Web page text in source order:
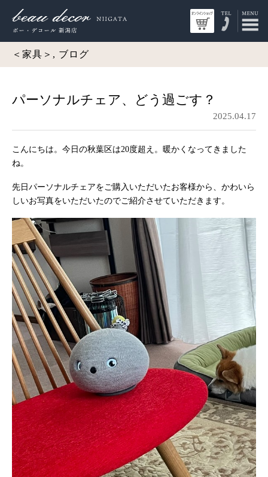
＜家具＞, ブログ
パーソナルチェア、どう過ごす？
2025.04.17
こんにちは。今日の秋葉区は20度超え。暖かくなってきました
ね。
先日パーソナルチェアをご購入いただいたお客様から、かわいら
しいお写真をいただいたのでご紹介させていただきます。